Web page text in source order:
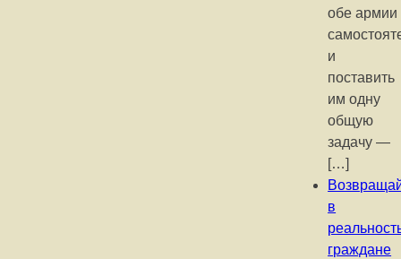
обе армии
и
поставить
им одну
общую
задачу —
[…]
в
граждане